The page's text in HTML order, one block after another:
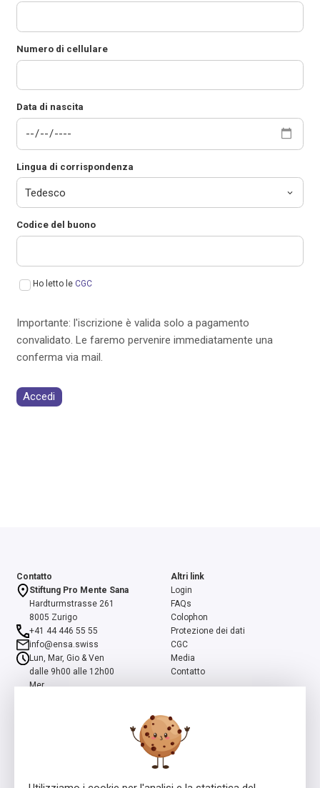
Numero di cellulare
Data di nascita
Lingua di corrispondenza
Codice del buono
Ho letto le CGC
Importante: l'iscrizione è valida solo a pagamento
convalidato. Le faremo pervenire immediatamente una
conferma via mail.
Accedi
Contatto
Stiftung Pro Mente Sana
Hardturmstrasse 261
8005 Zurigo
+41 44 446 55 55
info@ensa.swiss
Lun, Mar, Gio & Ven
dalle 9h00 alle 12h00
Mer
Altri link
Login
FAQs
Colophon
Protezione dei dati
CGC
Media
Contatto
ensa è un programma della Fondazione Svizzera Pro Mente Sana, co-
iniziato e supportato dalla Fondazione Beisheim